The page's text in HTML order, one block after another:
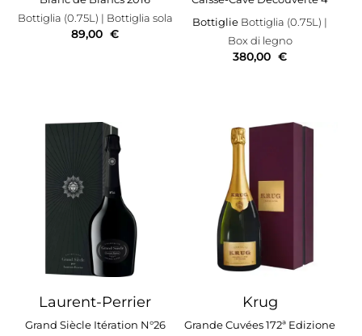
Bottiglia (0.75L) | Bottiglia sola
89,00 €
Bottiglie Bottiglia (0.75L) |
Box di legno
380,00 €
Laurent-Perrier
Grand Siècle Itération N°26
Krug
Grande Cuvées 172ª Edizione